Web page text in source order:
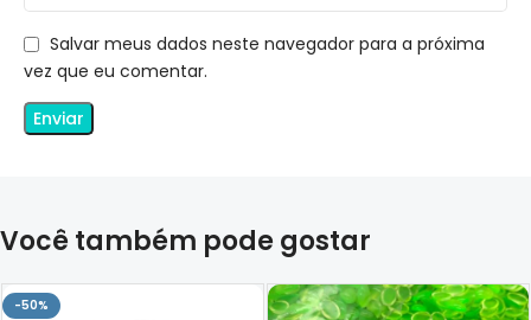
Salvar meus dados neste navegador para a próxima
vez que eu comentar.
Você também pode gostar
-50%